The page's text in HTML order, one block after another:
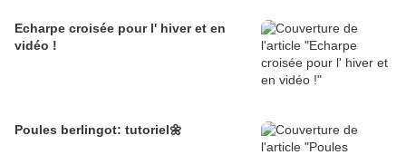
Echarpe croisée pour l' hiver et en
vidéo !
Poules berlingot: tutoriel🌼